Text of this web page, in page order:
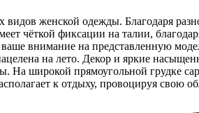
видов женской одежды. Благодаря
чёткой фиксации на талии,
внимание на представленную
на лето. Декор и яркие
На широкой прямоугольной грудке
к отдыху, провоцируя свою